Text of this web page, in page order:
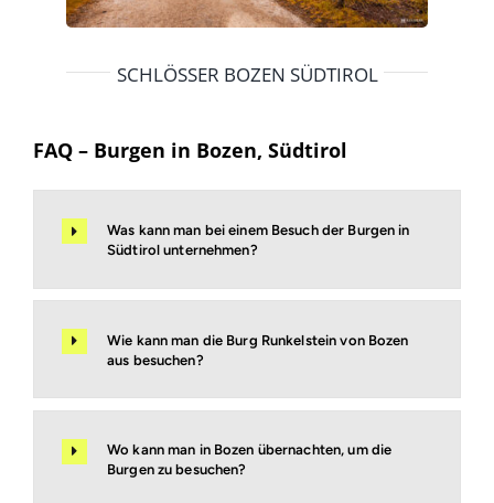
SCHLÖSSER BOZEN SÜDTIROL
FAQ – Burgen in Bozen, Südtirol
Was kann man bei einem Besuch der Burgen in
Südtirol unternehmen?
Wie kann man die Burg Runkelstein von Bozen
aus besuchen?
Wo kann man in Bozen übernachten, um die
Burgen zu besuchen?